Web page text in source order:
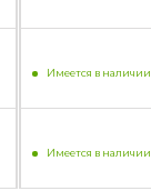
Имеется в наличии
Имеется в наличии